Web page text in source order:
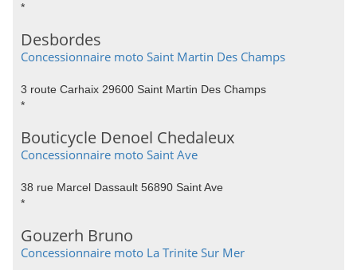
*
Desbordes
Concessionnaire moto Saint Martin Des Champs
3 route Carhaix 29600 Saint Martin Des Champs
*
Bouticycle Denoel Chedaleux
Concessionnaire moto Saint Ave
38 rue Marcel Dassault 56890 Saint Ave
*
Gouzerh Bruno
Concessionnaire moto La Trinite Sur Mer